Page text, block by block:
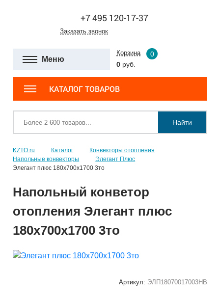
+7 495 120-17-37
Заказать звонок
Меню
Корзина
0
0 руб.
КАТАЛОГ ТОВАРОВ
Найти
KZTO.ru Каталог
Конвекторы отопления
Напольные конвекторы
Элегант Плюс
Элегант плюс 180x700x1700 3то
Напольный конветор
отопления Элегант плюс
180x700x1700 3то
Артикул: ЭЛП18070017003НВ